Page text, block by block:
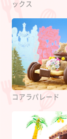
ックス
コアラパレード